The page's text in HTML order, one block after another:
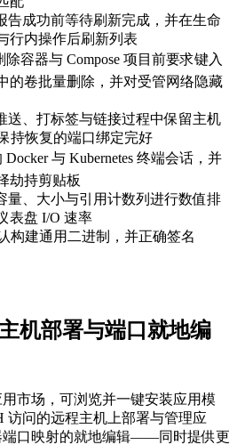
告成功前等待刷新完成，并在生命
行内操作后刷新列表
除容器与 Compose 项目前要求键入
的卷批量删除，并对受管网络隐藏
送、打标签与链接过程中保留主机
持恢复的端口绑定完好
与 Kubernetes 终端会话，并
劫持剪贴板
量、大小与引用计数列进行数值排
表盘 I/O 速率
构建通用二进制，并正确签名
机部署与端口就地编
市场，可浏览并一键安装应用模
访问的远程主机上部署与管理应
端口映射的就地编辑——同时提供更